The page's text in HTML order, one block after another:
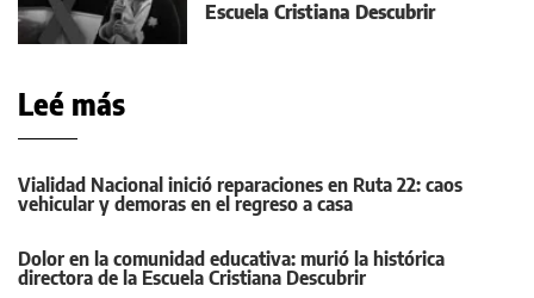
Escuela Cristiana Descubrir
Leé más
Vialidad Nacional inició reparaciones en Ruta 22: caos
vehicular y demoras en el regreso a casa
Dolor en la comunidad educativa: murió la histórica
directora de la Escuela Cristiana Descubrir